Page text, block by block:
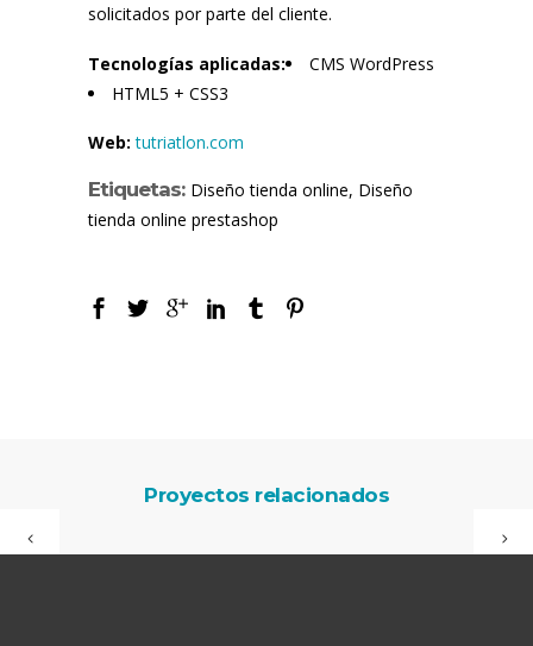
solicitados por parte del cliente.
Tecnologías aplicadas:
CMS WordPress
HTML5 + CSS3
Web:tutriatlon.com
Etiquetas: Diseño tienda online, Diseño
tienda online prestashop
Proyectos relacionados